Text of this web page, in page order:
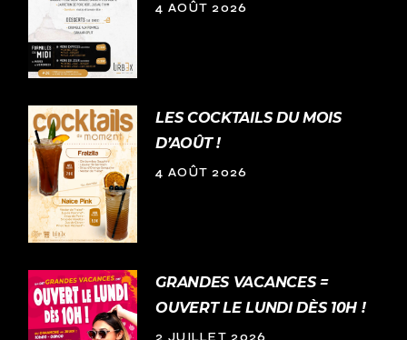
4 AOÛT 2026
LES COCKTAILS DU MOIS
D’AOÛT !
4 AOÛT 2026
GRANDES VACANCES =
OUVERT LE LUNDI DÈS 10H !
2 JUILLET 2026